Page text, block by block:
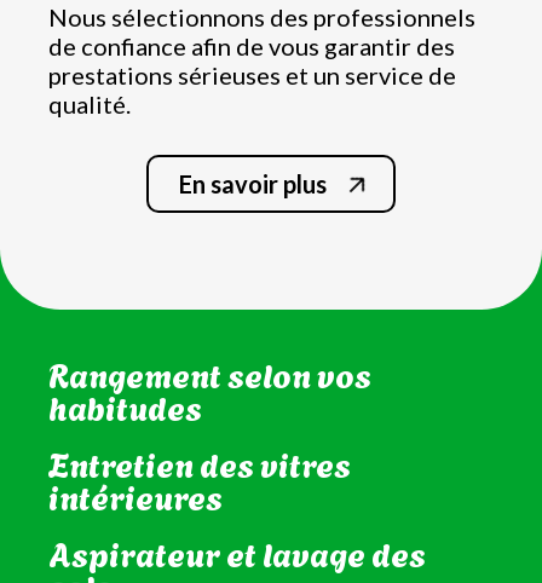
Nous sélectionnons des professionnels
de confiance afin de vous garantir des
prestations sérieuses et un service de
qualité.
En savoir plus
et WC
Rangement selon vos
habitudes
Entretien des vitres
intérieures
Aspirateur et lavage des